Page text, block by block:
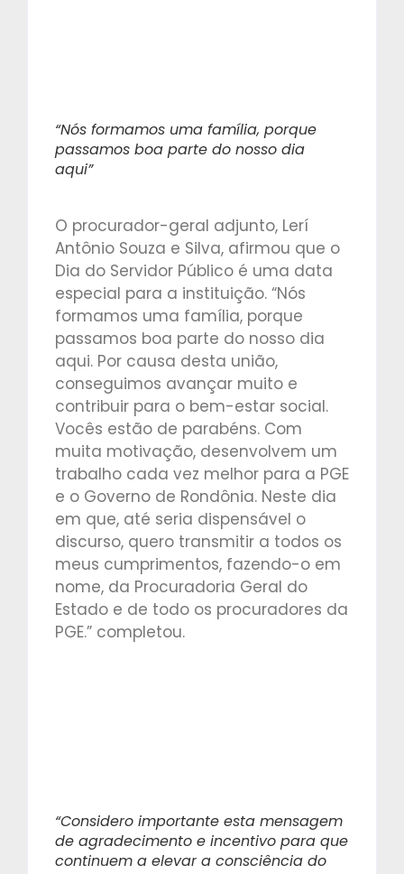
“Nós formamos uma família, porque
passamos boa parte do nosso dia
aqui”
O procurador-geral adjunto, Lerí
Antônio Souza e Silva, afirmou que o
Dia do Servidor Público é uma data
especial para a instituição. “Nós
formamos uma família, porque
passamos boa parte do nosso dia
aqui. Por causa desta união,
conseguimos avançar muito e
contribuir para o bem-estar social.
Vocês estão de parabéns. Com
muita motivação, desenvolvem um
trabalho cada vez melhor para a PGE
e o Governo de Rondônia. Neste dia
em que, até seria dispensável o
discurso, quero transmitir a todos os
meus cumprimentos, fazendo-o em
nome, da Procuradoria Geral do
Estado e de todo os procuradores da
PGE.” completou.
“Considero importante esta mensagem
de agradecimento e incentivo para que
continuem a elevar a consciência do